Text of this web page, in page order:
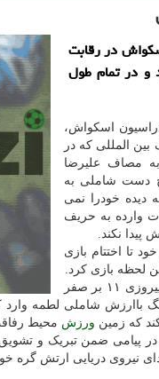
در رقابت
و در تمام طول
اسکواش،
المللی که در
مصاف علیرضا
دست شاملی به
خودرا نمی
وارده به حریف
پیدا نکند.
تا اختتام بازی
لحظه بازی کرد.
قاصدآبادی حتی در زمانی از بازی که می توانست با پیروزی ۱۱ بر صفر
باارزش شاملی لطمه
که زمین ورزش محیط
پیامی ضمن تبریک و تشویق
نیروی دریایی ارتش گره